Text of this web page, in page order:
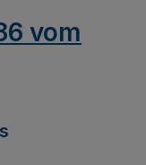
vom